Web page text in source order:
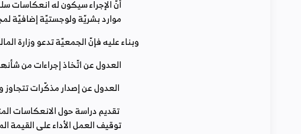
‬موارد‭ ‬بشريّة‭ ‬ولوجستيّة‭ ‬إضافيّة‭ ‬لمجابهة‭ ‬ارتفاع‭ ‬عدد‭ ‬مطالب‭ ‬استرجاع‭ ‬فوائض‭ ‬الأداء‭ ‬على‭ ‬القيمة‭ ‬المضافة‭ ‬التي‭ ‬ستنتج‭ ‬عن‭ ‬تطبيقه‭.‬
وبناء‭ ‬عليه‭ ‬فإنّ‭ ‬الجمعيّة‭ ‬تدعو‭ ‬وزارة‭ ‬الماليّة‭ ‬إلى‭:‬
العدول‭ ‬عن‭ ‬اتّخاذ‭ ‬إجراءات‭ ‬من‭ ‬شأنها‭ ‬أن‭ ‬تمسّ‭ ‬من‭ ‬مبدأ‭ ‬المساواة‭ ‬ومن‭ ‬حياد‭ ‬الإدارة‭.‬
‬توقيف‭ ‬العمل‭ ‬الأداء‭ ‬على‭ ‬القيمة‭ ‬المضافة‭ ‬مع‭ ‬اعتماد‭ ‬منهج‭ ‬تشاركي‭ ‬في‭ ‬إعدادها‭.‬